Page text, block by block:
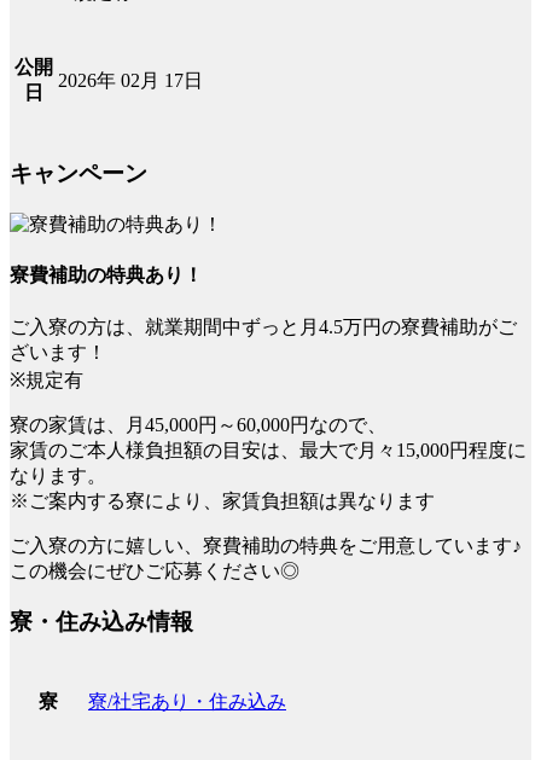
公開
日
2026年 02月 17日
キャンペーン
寮費補助の特典あり！
ご入寮の方は、就業期間中ずっと月4.5万円の寮費補助がご
ざいます！
※規定有
寮の家賃は、月45,000円～60,000円なので、
家賃のご本人様負担額の目安は、最大で月々15,000円程度に
なります。
※ご案内する寮により、家賃負担額は異なります
ご入寮の方に嬉しい、寮費補助の特典をご用意しています♪
この機会にぜひご応募ください◎
寮・住み込み情報
寮 寮/社宅あり・住み込み